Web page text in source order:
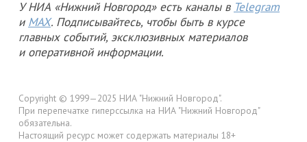
У НИА «Нижний Новгород» есть каналы в Telegram
и MAX. Подписывайтесь, чтобы быть в курсе
главных событий, эксклюзивных материалов
и оперативной информации.
Copyright © 1999—2025 НИА "Нижний Новгород".
При перепечатке гиперссылка на НИА "Нижний Новгород"
обязательна.
Настоящий ресурс может содержать материалы 18+